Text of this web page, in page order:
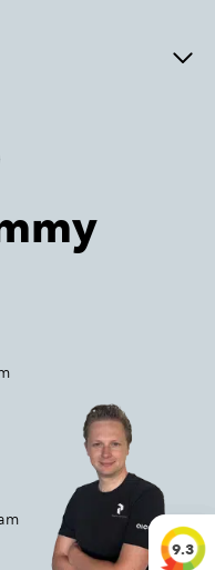
9.3